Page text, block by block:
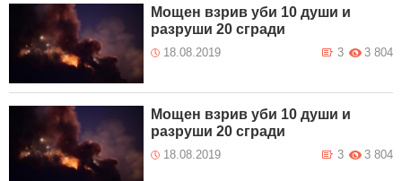
Мощен взрив уби 10 души и
разруши 20 сгради
18.08.2019 3 804
3
Мощен взрив уби 10 души и
разруши 20 сгради
18.08.2019 3 804
3